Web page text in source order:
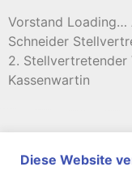
Vorstand Loading…
Schneider
2.
Kassenwartin
Diese Website